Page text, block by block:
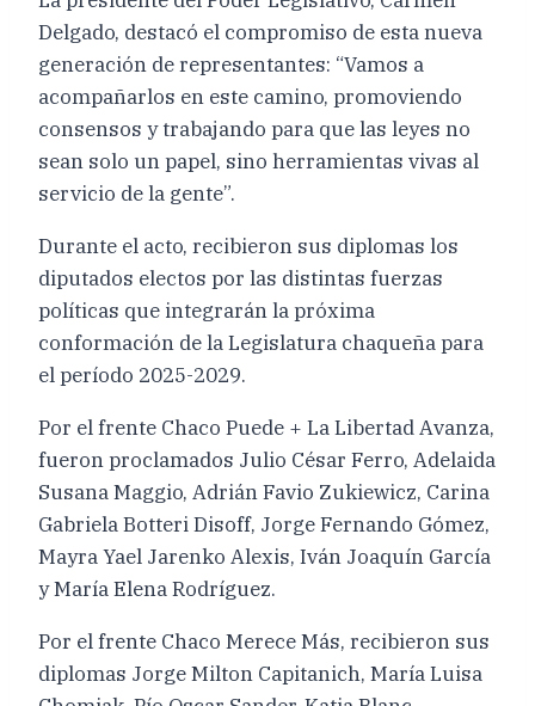
Delgado, destacó el compromiso de esta nueva
generación de representantes: “Vamos a
acompañarlos en este camino, promoviendo
consensos y trabajando para que las leyes no
sean solo un papel, sino herramientas vivas al
servicio de la gente”.
Durante el acto, recibieron sus diplomas los
diputados electos por las distintas fuerzas
políticas que integrarán la próxima
conformación de la Legislatura chaqueña para
el período 2025-2029.
Por el frente Chaco Puede + La Libertad Avanza,
fueron proclamados Julio César Ferro, Adelaida
Susana Maggio, Adrián Favio Zukiewicz, Carina
Gabriela Botteri Disoff, Jorge Fernando Gómez,
Mayra Yael Jarenko Alexis, Iván Joaquín García
y María Elena Rodríguez.
Por el frente Chaco Merece Más, recibieron sus
diplomas Jorge Milton Capitanich, María Luisa